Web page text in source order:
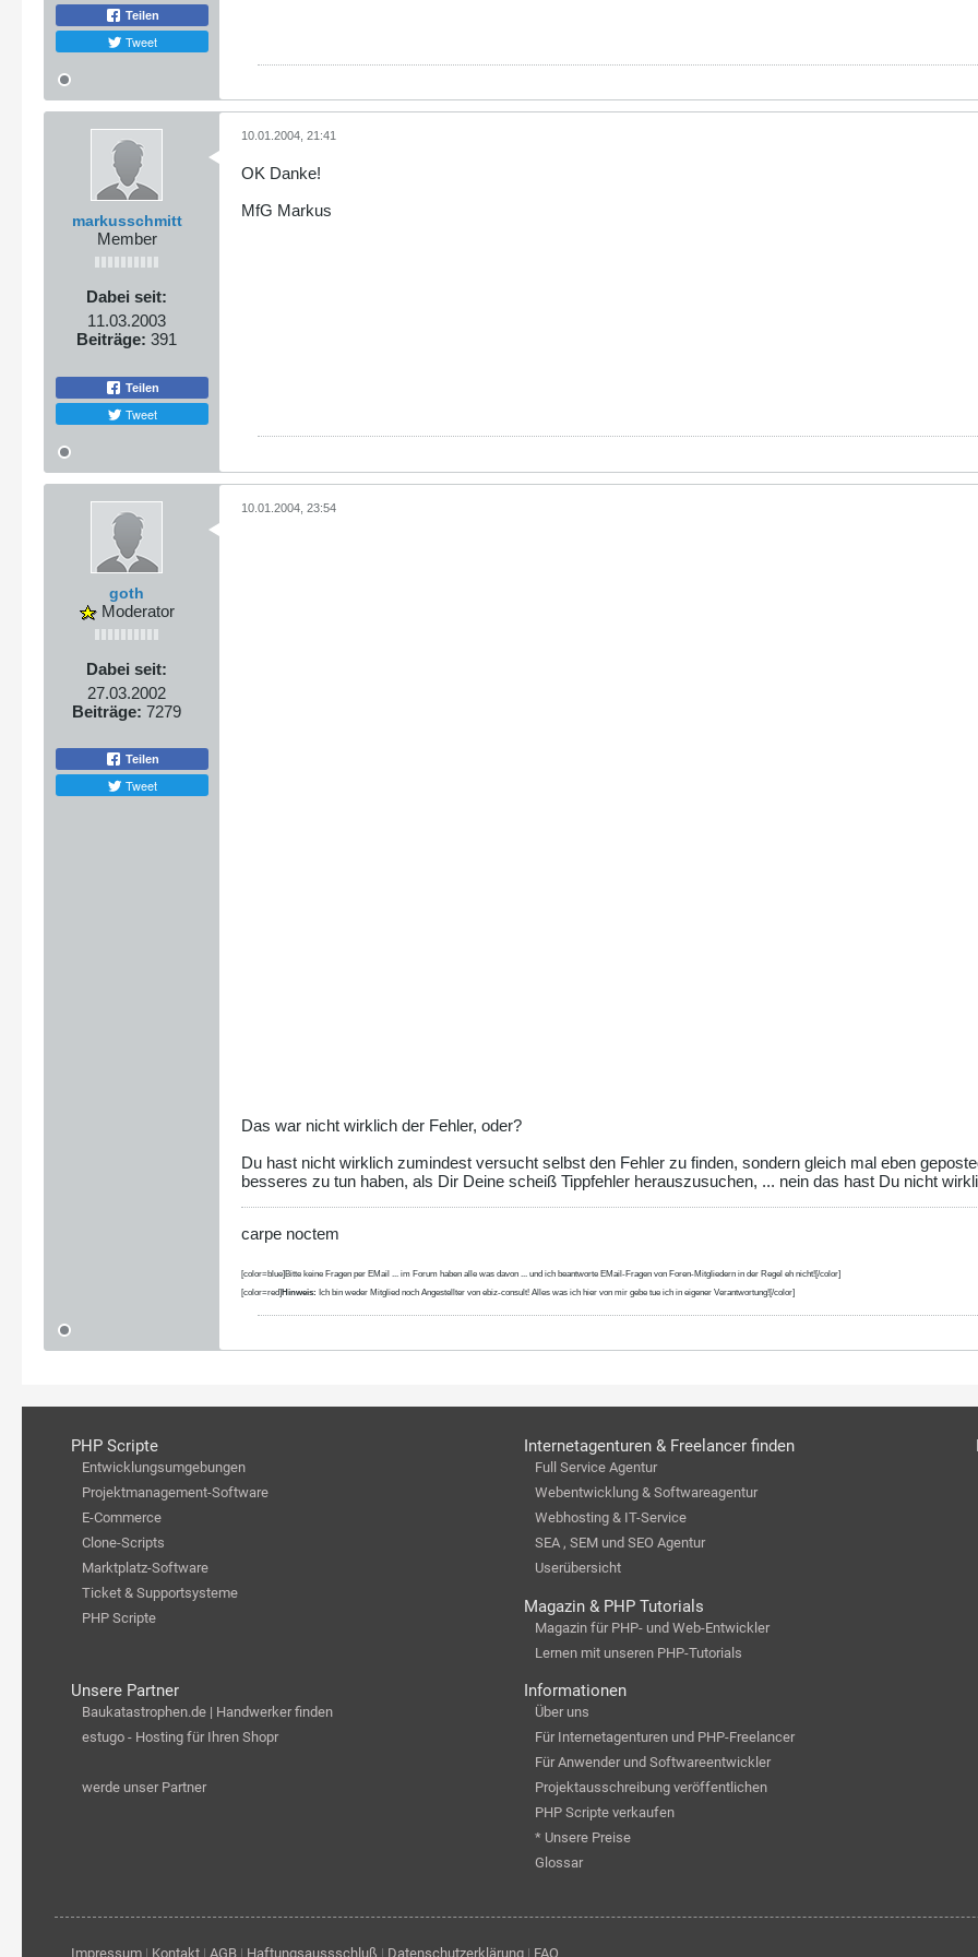
Teilen
Tweet
markusschmitt
Member
Dabei seit:
11.03.2003
Beiträge: 391
Teilen
Tweet
10.01.2004, 21:41
OK Danke!
MfG Markus
goth
Moderator
Dabei seit:
27.03.2002
Beiträge: 7279
Teilen
Tweet
10.01.2004, 23:54
Das war nicht wirklich der Fehler, oder?
Du hast nicht wirklich zumindest versucht selbst den Fehler zu finden, sondern gleich mal eben
besseres zu tun haben, als Dir Deine scheiß Tippfehler herauszusuchen, ... nein das hast Du nicht
carpe noctem
[color=blue]Bitte keine Fragen per EMail ... im Forum haben alle was davon ... und ich beantworte EMail-Fragen von Foren-Mitgliedern in der Regel eh nicht![/color]
[color=red]Hinweis: Ich bin weder Mitglied noch Angestellter von ebiz-consult! Alles was ich hier von mir gebe tue ich in eigener Verantwortung![/color]
PHP Scripte
Entwicklungsumgebungen
Projektmanagement-Software
E-Commerce
Clone-Scripts
Marktplatz-Software
Ticket & Supportsysteme
PHP Scripte
Internetagenturen & Freelancer finden
Full Service Agentur
Webentwicklung & Softwareagentur
Webhosting & IT-Service
SEA , SEM und SEO Agentur
Userübersicht
Magazin & PHP Tutorials
Magazin für PHP- und Web-Entwickler
Lernen mit unseren PHP-Tutorials
Unsere Partner
Baukatastrophen.de | Handwerker finden
estugo - Hosting für Ihren Shopr
werde unser Partner
Informationen
Über uns
Für Internetagenturen und PHP-Freelancer
Für Anwender und Softwareentwickler
Projektausschreibung veröffentlichen
PHP Scripte verkaufen
* Unsere Preise
Glossar
Impressum| Kontakt| AGB| Haftungsaussschluß | Datenschutzerklärung| FAQ